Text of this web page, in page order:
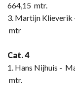
664,15 mtr.
3. Martijn Klieverik
mtr
Cat. 4
1. Hans Nijhuis -
mtr.